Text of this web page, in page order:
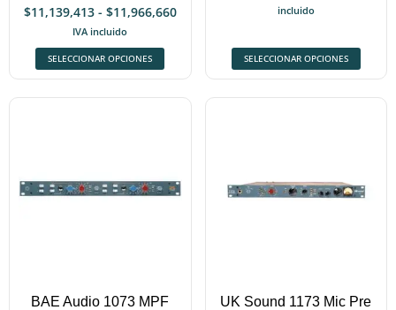
$11,139,413 - $11,966,660
IVA incluido
SELECCIONAR OPCIONES
incluido
SELECCIONAR OPCIONES
BAE Audio 1073 MPF
UK Sound 1173 Mic Pre